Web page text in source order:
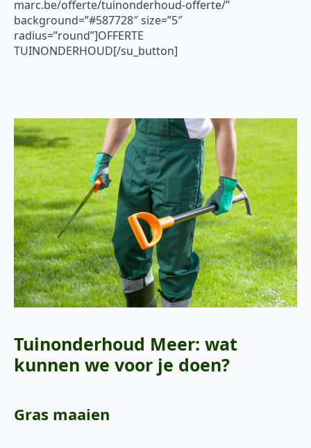
marc.be/offerte/tuinonderhoud-offerte/”
background=”#587728″ size=”5″
radius=”round”]OFFERTE
TUINONDERHOUD[/su_button]
Tuinonderhoud Meer: wat
kunnen we voor je doen?
Gras maaien